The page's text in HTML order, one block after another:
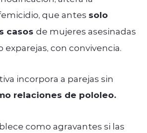
que antes solo
casos de mujeres asesinadas
exparejas, con convivencia.
incorpora a parejas sin
relaciones de pololeo.
como agravantes si las